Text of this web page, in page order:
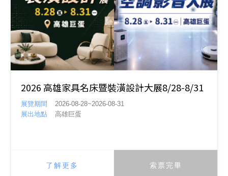
2026 高雄家具名床暨裝潢設計大展8/28-8/31
展覽期間
2026-08-28~2026-08-31
展出地點
高雄巨蛋
了解更多 索票完畢